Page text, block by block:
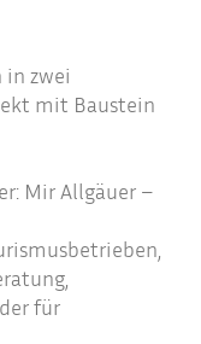
in zwei
mit Baustein
Mir Allgäuer –
für